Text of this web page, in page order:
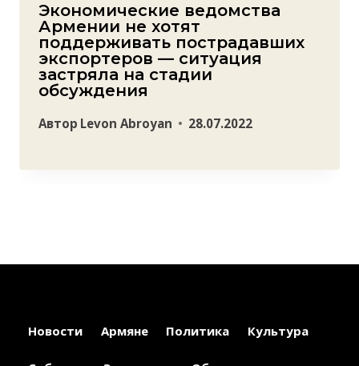
Экономические ведомства
Армении не хотят
поддерживать пострадавших
экспортеров — ситуация
застряла на стадии
обсуждения
Автор Levon Abroyan 28.07.2022
Новости Армяне Политика Культура